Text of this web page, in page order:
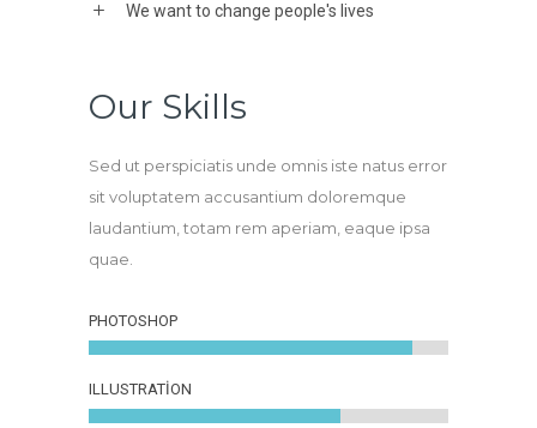
We want to change people's lives
Our Skills
Sed ut perspiciatis unde omnis iste natus error
sit voluptatem accusantium doloremque
laudantium, totam rem aperiam, eaque ipsa
quae.
PHOTOSHOP
ILLUSTRATION